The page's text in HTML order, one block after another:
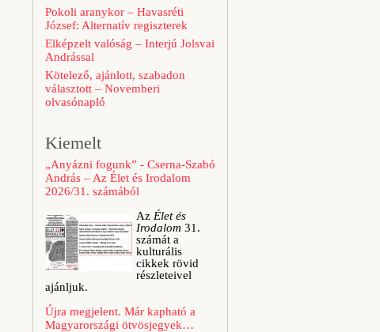
Pokoli aranykor – Havasréti
József: Alternatív regiszterek
Elképzelt valóság – Interjú Jolsvai
Andrással
Kötelező, ajánlott, szabadon
választott – Novemberi
olvasónapló
Kiemelt
„Anyázni fogunk” - Cserna-Szabó
András – Az Élet és Irodalom
2026/31. számából
Az Élet és
Irodalom 31.
számát a
kulturális
cikkek rövid
részleteivel
ajánljuk.
Újra megjelent. Már kapható a
Magyarországi ötvösjegyek…